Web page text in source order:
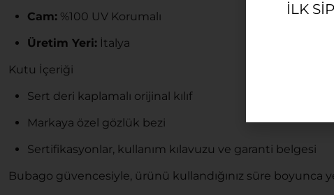
Cam: %100 UV Korumalı
Üretim Yeri: İtalya
Kutu İçeriği
Sert deri kaplamalı orijinal kılıf
Markaya özel gözlük bezi
Sertifikasyonlar, kullanım kılavuzu ve garanti belgesi
Bubago güvencesiyle, ürünü kullandığınız süre boyunca
ILK